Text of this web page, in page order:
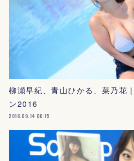
柳瀬早紀、青山ひかる、菜乃花
ン2016
2016.09.14 06:15